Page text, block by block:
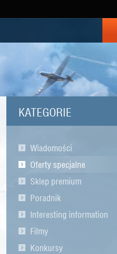
KATEGORIE
Wiadomości
Oferty specjalne
Sklep premium
Poradnik
Interesting information
Filmy
Konkursy